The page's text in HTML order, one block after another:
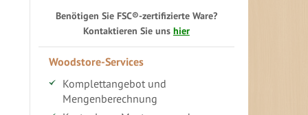
Benötigen Sie FSC®-zertifizierte Ware?
Kontaktieren Sie uns hier
Woodstore-Services
Komplettangebot und
Mengenberechnung